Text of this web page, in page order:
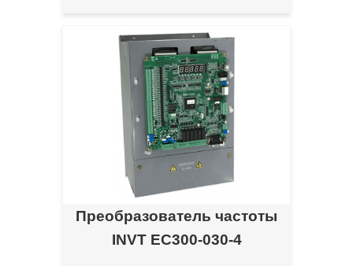
Преобразователь частоты
INVT EC300-030-4